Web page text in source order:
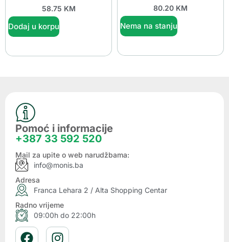
58.75 KM
Dodaj u korpu
80.20 KM
Nema na stanju
Pomoć i informacije
+387 33 592 520
Mail za upite o web narudžbama:
info@monis.ba
Adresa
Franca Lehara 2 / Alta Shopping Centar
Radno vrijeme
09:00h do 22:00h